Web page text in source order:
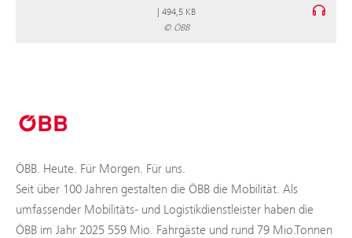
| 494,5 KB
© ÖBB
ÖBB. Heute. Für Morgen. Für uns.
Seit über 100 Jahren gestalten die ÖBB die Mobilität. Als
umfassender Mobilitäts- und Logistikdienstleister haben die
ÖBB im Jahr 2025 559 Mio. Fahrgäste und rund 79 Mio.Tonnen